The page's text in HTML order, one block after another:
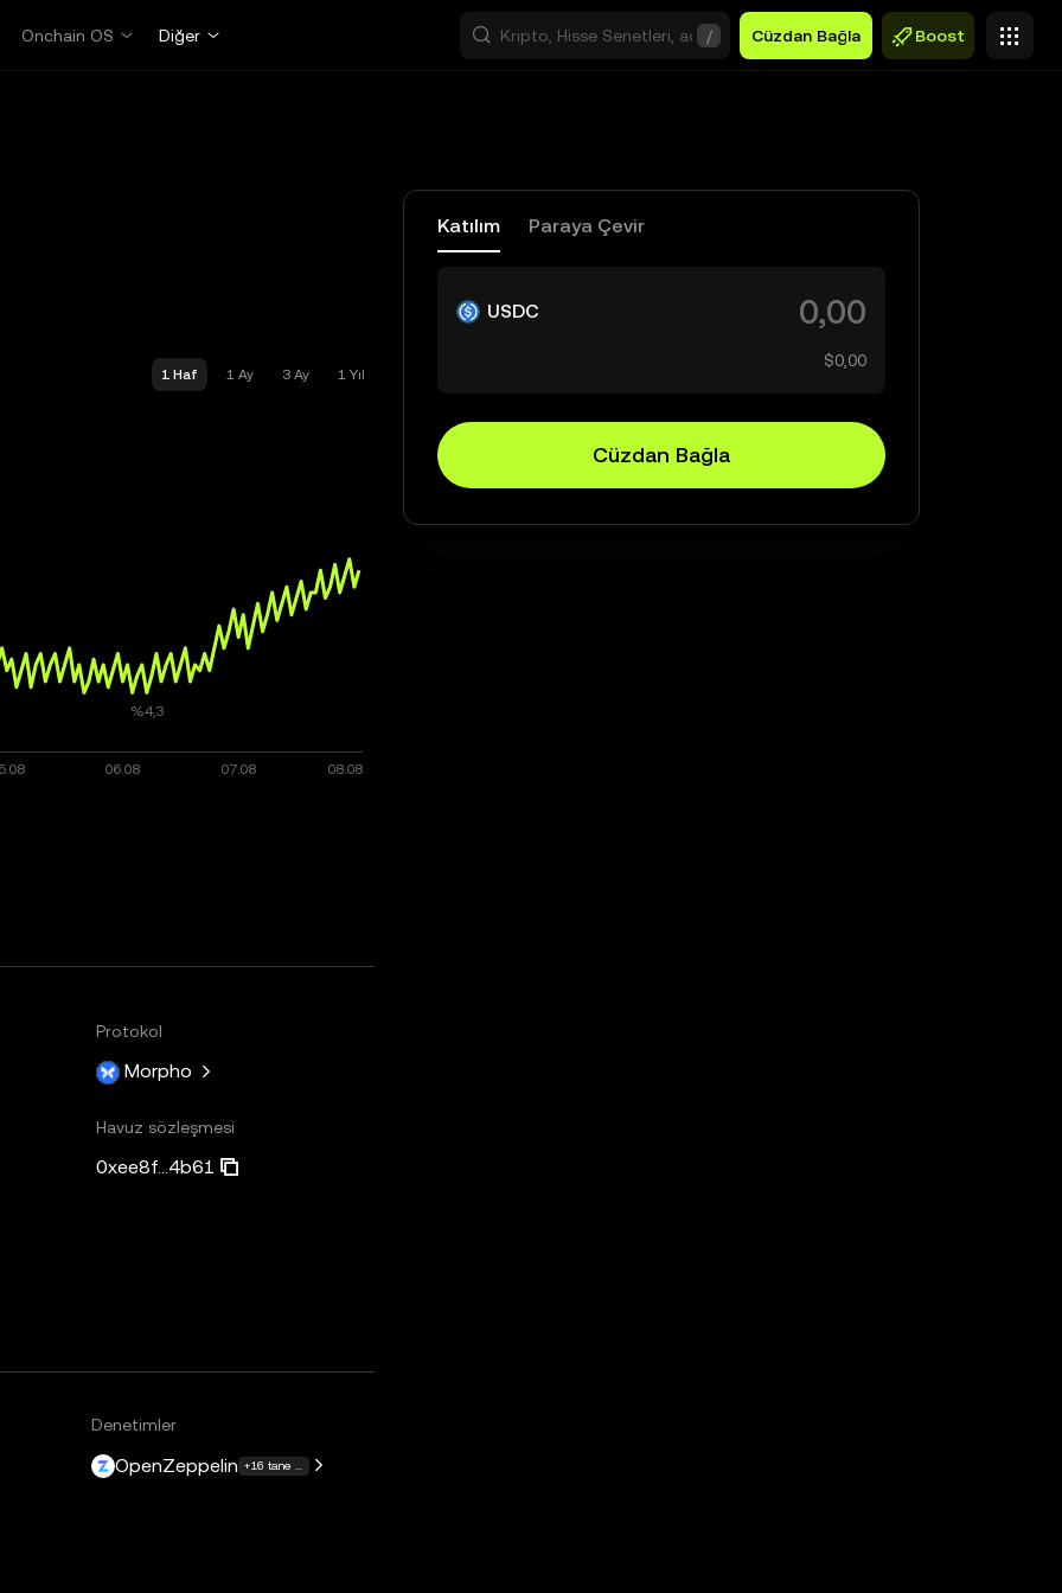
Onchain OS Diğer / Cüzdan Bağla Boost
1 Haf 1 Ay 3 Ay 1 Yıl
Protokol
Morpho
Havuz sözleşmesi
0xee8f...4b61
Denetimler
OpenZeppelin +16 tane daha
Katılım Paraya Çevir
USDC
$0,00
Cüzdan Bağla